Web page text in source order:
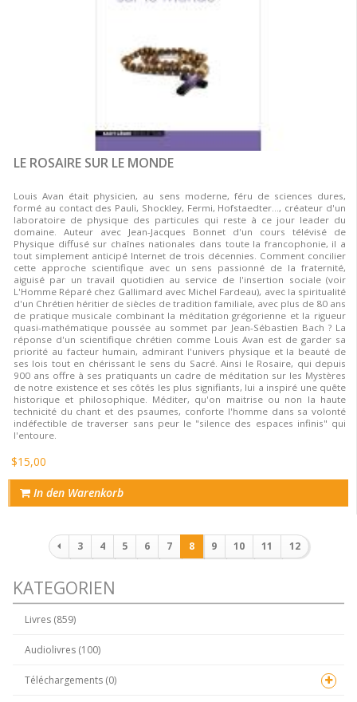
LE ROSAIRE SUR LE MONDE
Louis Avan était physicien, au sens moderne, féru de sciences dures,
formé au contact des Pauli, Shockley, Fermi, Hofstaedter…, créateur d'un
laboratoire de physique des particules qui reste à ce jour leader du
domaine. Auteur avec Jean-Jacques Bonnet d'un cours télévisé de
Physique diffusé sur chaînes nationales dans toute la francophonie, il a
tout simplement anticipé Internet de trois décennies. Comment concilier
cette approche scientifique avec un sens passionné de la fraternité,
aiguisé par un travail quotidien au service de l'insertion sociale (voir
L'Homme Réparé chez Gallimard avec Michel Fardeau), avec la spiritualité
d'un Chrétien héritier de siècles de tradition familiale, avec plus de 80 ans
de pratique musicale combinant la méditation grégorienne et la rigueur
quasi-mathématique poussée au sommet par Jean-Sébastien Bach ? La
réponse d'un scientifique chrétien comme Louis Avan est de garder sa
priorité au facteur humain, admirant l'univers physique et la beauté de
ses lois tout en chérissant le sens du Sacré. Ainsi le Rosaire, qui depuis
900 ans offre à ses pratiquants un cadre de méditation sur les Mystères
de notre existence et ses côtés les plus signifiants, lui a inspiré une quête
historique et philosophique. Méditer, qu'on maitrise ou non la haute
technicité du chant et des psaumes, conforte l'homme dans sa volonté
indéfectible de traverser sans peur le "silence des espaces infinis" qui
l'entoure.
$15,00
In den Warenkorb
Paginierung
3 4 5 6 7 8 9 10 11 12
KATEGORIEN
Livres (859)
Audiolivres (100)
Téléchargements (0)